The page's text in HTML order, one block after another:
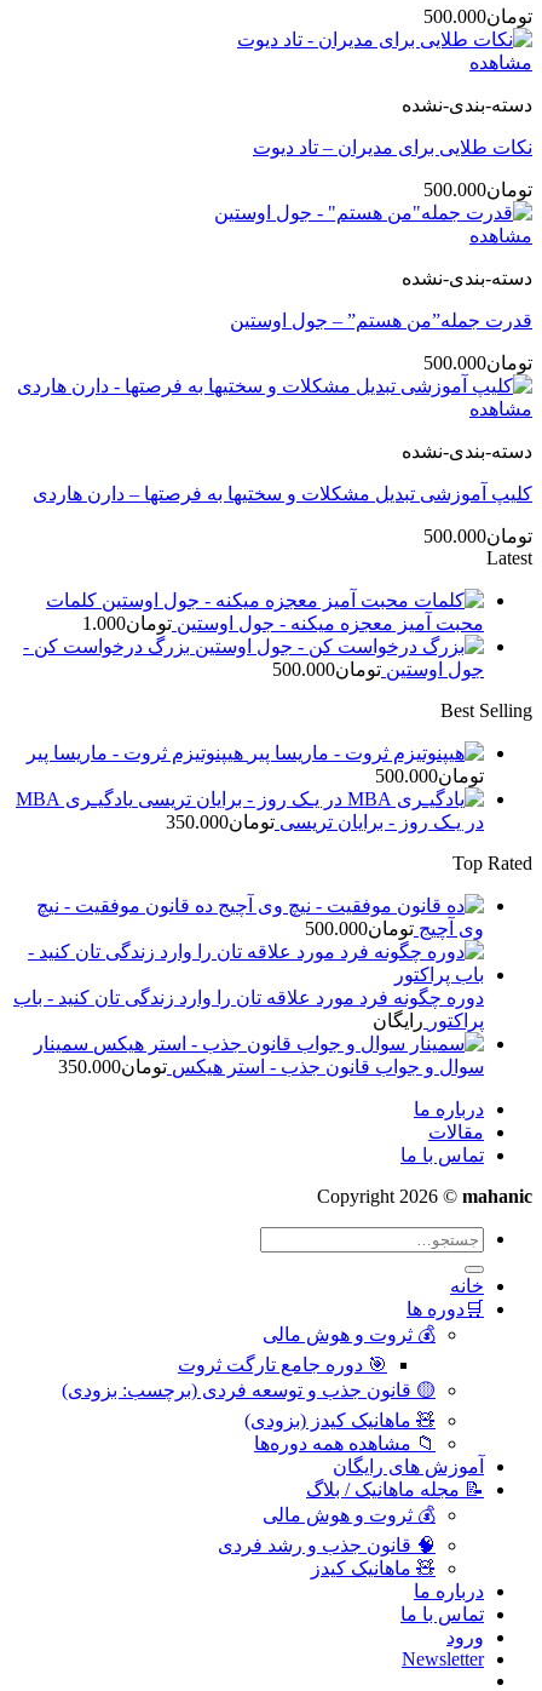
تومان500.000
مشاهده
دسته-بندی-نشده
نکات طلایی برای مدیران – تاد دیوت
تومان500.000
مشاهده
دسته-بندی-نشده
قدرت جمله”من هستم” – جول اوستین
تومان500.000
مشاهده
دسته-بندی-نشده
کلیپ آموزشی تبدیل مشکلات و سختیها به فرصتها – دارن هاردی
تومان500.000
Latest
کلمات
محبت آمیز معجزه میکنه - جول اوستین تومان1.000
بزرگ درخواست کن -
جول اوستین تومان500.000
Best Selling
هیپنوتیزم ثروت - ماریسا پیر
تومان500.000
یادگیـری MBA
در یـک روز - برایان تریسی تومان350.000
Top Rated
ده قانون موفقیت - نیچ
وی آچیج تومان500.000
دوره چگونه فرد مورد علاقه تان را وارد زندگی تان کنید - باب
پراکتور رایگان
سمینار
سوال و جواب قانون جذب - استر هیکس تومان350.000
درباره ما
مقالات
تماس با ما
Copyright 2026 © mahanic
جستجو
خانه
🛒دوره ها
💰 ثروت و هوش مالی
🎯 دوره جامع تارگت ثروت
🟡 قانون جذب و توسعه فردی (برچسب: بزودی)
🧸 ماهانیک کیدز (بزودی)
📁 مشاهده همه دوره‌ها
آموزش های رایگان
📝 مجله ماهانیک / بلاگ
💰 ثروت و هوش مالی
🧠 قانون جذب و رشد فردی
🧸 ماهانیک کیدز
درباره ما
تماس با ما
ورود
Newsletter